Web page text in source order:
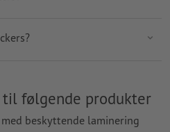
følgende produkter
beskyttende laminering